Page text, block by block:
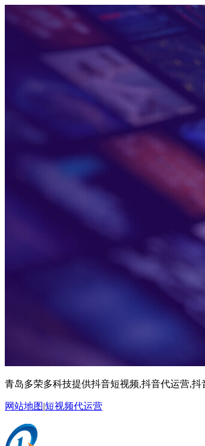
青岛多荣多科技提供抖音短视频,抖音代运营,
网站地图|短视频代运营